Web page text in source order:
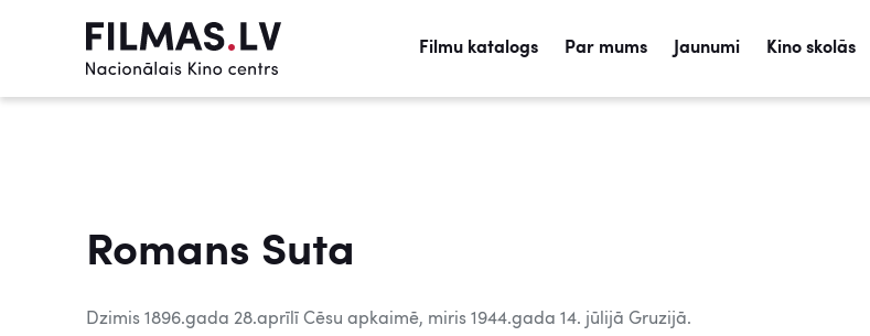
Filmu katalogs Par mums Jaunumi Kino skolās
Romans Suta
Dzimis 1896.gada 28.aprīlī Cēsu apkaimē, miris 1944.gada 14. jūlijā Gruzijā.